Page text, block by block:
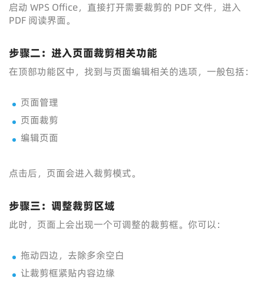
启动 WPS Office，直接打开需要裁剪的 PDF 文件，进入
PDF 阅读界面。
步骤二：进入页面裁剪相关功能
在顶部功能区中，找到与页面编辑相关的选项，一般包括：
页面管理
页面裁剪
编辑页面
点击后，页面会进入裁剪模式。
步骤三：调整裁剪区域
此时，页面上会出现一个可调整的裁剪框。你可以：
拖动四边，去除多余空白
让裁剪框紧贴内容边缘